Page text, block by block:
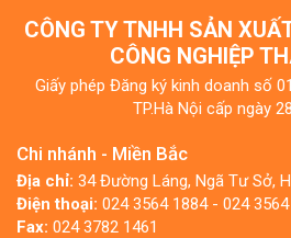
CÔNG TY TNHH SẢN
CÔNG NGHIỆP
Giấy phép Đăng ký kinh doanh số
TP.Hà Nội cấp ngày
Chi nhánh - Miền Bắc
Địa chỉ: 34 Đường Láng, Ngã Tư Sở,
Điện thoại: 024 3564 1884 - 024
Fax: 024 3782 1461